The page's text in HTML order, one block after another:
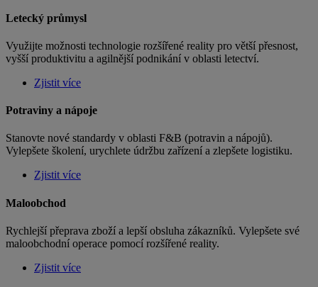
Letecký průmysl
Využijte možnosti technologie rozšířené reality pro větší přesnost,
vyšší produktivitu a agilnější podnikání v oblasti letectví.
Zjistit více
Potraviny a nápoje
Stanovte nové standardy v oblasti F&B (potravin a nápojů).
Vylepšete školení, urychlete údržbu zařízení a zlepšete logistiku.
Zjistit více
Maloobchod
Rychlejší přeprava zboží a lepší obsluha zákazníků. Vylepšete své
maloobchodní operace pomocí rozšířené reality.
Zjistit více